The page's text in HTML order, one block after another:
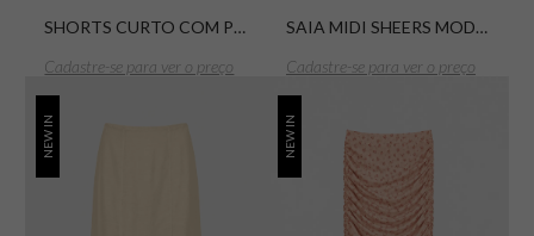
SHORTS CURTO COM PREGAS KYOTO
Cadastre-se para ver o preço
SAIA MIDI SHEERS MODERN
Cadastre-se para ver o preço
NEW IN NEW IN